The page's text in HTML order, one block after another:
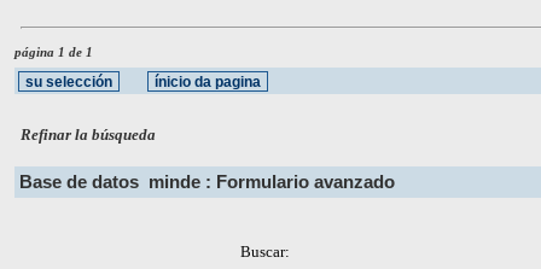
página 1 de 1
Refinar la búsqueda
Base de datos minde : Formulario avanzado
Buscar: